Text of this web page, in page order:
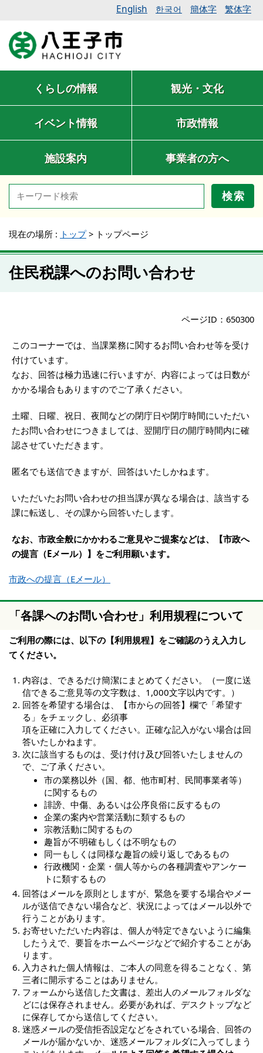
English 한국어 簡体字 繁体字
くらしの情報 観光・文化
イベント情報 市政情報
施設案内 事業者の方へ
検索
現在の場所 : トップ> トップページ
住民税課へのお問い合わせ
ページID：650300
このコーナーでは、当課業務に関するお問い合わせ等を受け
付けています。
なお、回答は極力迅速に行いますが、内容によっては日数が
かかる場合もありますのでご了承ください。
土曜、日曜、祝日、夜間などの閉庁日や閉庁時間にいただい
たお問い合わせにつきましては、翌開庁日の開庁時間内に確
認させていただきます。
匿名でも送信できますが、回答はいたしかねます。
いただいたお問い合わせの担当課が異なる場合は、該当する
課に転送し、その課から回答いたします。
なお、市政全般にかかわるご意見やご提案などは、【市政へ
の提言（Eメール）】をご利用願います。
市政への提言（Eメール）
「各課へのお問い合わせ」利用規程について
ご利用の際には、以下の【利用規程】をご確認のうえ入力し
てください。
内容は、できるだけ簡潔にまとめてください。（一度に送
信できるご意見等の文字数は、1,000文字以内です。）
回答を希望する場合は、【市からの回答】欄で「希望す
る」をチェックし、必須事
項を正確に入力してください。正確な記入がない場合は回
答いたしかねます。
次に該当するものは、受け付け及び回答いたしませんの
で、ご了承ください。
市の業務以外（国、都、他市町村、民間事業者等）
に関するもの
誹謗、中傷、あるいは公序良俗に反するもの
企業の案内や営業活動に類するもの
宗教活動に関するもの
趣旨が不明確もしくは不明なもの
同一もしくは同様な趣旨の繰り返しであるもの
行政機関・企業・個人等からの各種調査やアンケー
トに類するもの
回答はメールを原則としますが、緊急を要する場合やメー
ルが送信できない場合など、状況によってはメール以外で
行うことがあります。
お寄せいただいた内容は、個人が特定できないように編集
したうえで、要旨をホームページなどで紹介することがあ
ります。
入力された個人情報は、ご本人の同意を得ることなく、第
三者に開示することはありません。
フォームから送信した文書は、差出人のメールフォルダな
どには保存されません。必要があれば、デスクトップなど
に保存してから送信してください。
迷惑メールの受信拒否設定などをされている場合、回答の
メールが届かないか、迷惑メールフォルダに入ってしまう